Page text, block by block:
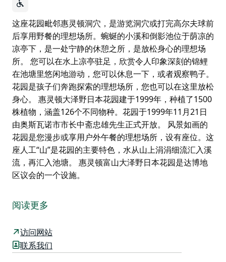
这座花园毗邻惠灵顿洞穴，是游览洞穴或打完高尔夫球前
后享用野餐的理想场所。蜿蜒的小溪和倒影池位于荫凉的
凉亭下，是一处宁静的休憩之所，是放松身心的理想场
所。 您可以在水上凉亭驻足，欣赏令人印象深刻的锦鲤
在池塘里悠闲地游动，您可以休息一下，或者观察鸭子。
花园是孩子们奔跑探索的理想场所，您也可以在这里放松
身心。 惠灵顿大泽野日本花园建于1999年，种植了1500
株植物，涵盖126个不同物种。花园于1999年11月21日
由奥斯瓦诺市市长中斋忠雄先生正式开放。 风景如画的
花园是您漫步或享用户外午餐的理想场所，设有座位。这
座人工“山”是花园的主要特色，水从山上涓涓细流汇入溪
流，再汇入池塘。 惠灵顿富山大泽野日本花园是达博地
区议会的一个设施。
后享用野餐的理想场所。蜿蜒的小溪和倒影池位于荫凉的
凉亭下，是一处宁静的休憩之所，是放松身心的理想场
所。
您可以在水上凉亭驻足，欣赏令人印象深刻的锦鲤在池塘
里悠闲地游动，您可以休息一下，或者观察鸭子。花园是
阅读更多
访问网站
联系我们